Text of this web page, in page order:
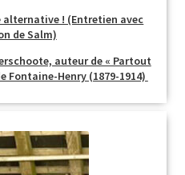
! (Entretien avec
de Salm)
auteur de « Partout
Fontaine-Henry (1879-1914)